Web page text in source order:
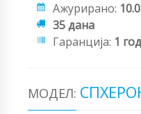
Ажурирано:
35 дана
Гаранција: 1
МОДЕЛ: